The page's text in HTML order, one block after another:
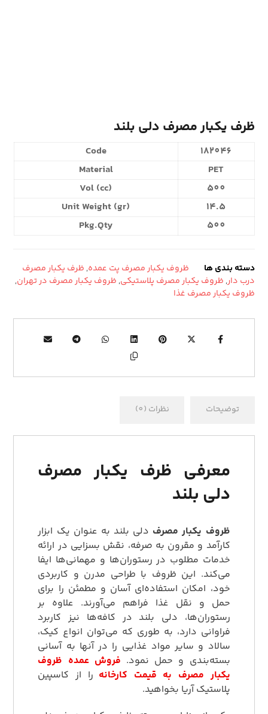
ظرف یکبار مصرف دلی بلند
182046
Code
PET
Material
500
Vol (cc)
14.5
Unit Weight (gr)
500
Pkg.Qty
دسته بندی ها ظروف یکبار مصرف پت عمده, ظرف یکبار مصرف
درب دار, ظروف یکبار مصرف پلاستیکی, ظروف یکبار مصرف در تهران,
ظروف یکبار مصرف غذا
توضیحات نظرات (0)
معرفی ظرف یکبار مصرف
دلی بلند
ظروف یکبار مصرف دلی بلند به عنوان یک ابزار
کارآمد و مقرون به صرفه، نقش بسزایی در ارائه
خدمات مطلوب در رستوران‌ها و مهمانی‌ها ایفا
می‌کند. این ظروف با طراحی مدرن و کاربردی
خود، امکان استفاده‌ای آسان و مطمئن را برای
حمل و نقل غذا فراهم می‌آورند. علاوه بر
رستوران‌ها، دلی بلند در کافه‌ها نیز کاربرد
فراوانی دارد، به طوری که می‌توان انواع کیک،
سالاد و سایر مواد غذایی را در آنها به آسانی
بسته‌بندی و حمل نمود. فروش عمده ظروف
یکبار مصرف به قیمت کارخانه را از کاسپین
پلاستیک آریا بخواهید.